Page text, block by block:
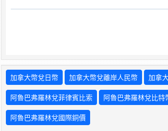
加拿大幣兌日幣 加拿大幣兌離岸人民幣 加拿
阿魯巴弗羅林兌菲律賓比索 阿魯巴弗羅林兌比特
阿魯巴弗羅林兌國際銅價